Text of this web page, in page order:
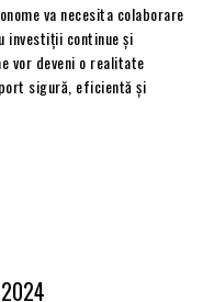
va necesita colaborare
investiții continue și
vor deveni o realitate
sigură, eficientă și
2024